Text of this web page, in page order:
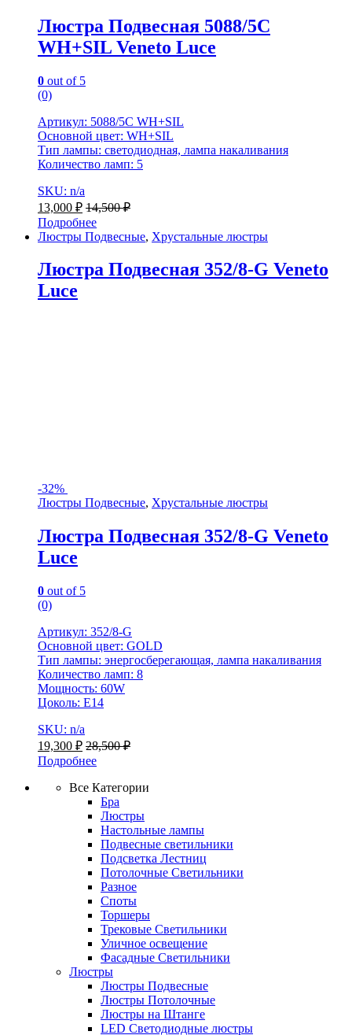
Люстра Подвесная 5088/5C
WH+SIL Veneto Luce
0 out of 5
(0)
Артикул: 5088/5C WH+SIL
Основной цвет: WH+SIL
Тип лампы: светодиодная, лампа накаливания
Количество ламп: 5
SKU: n/a
13,000 ₽ 14,500₽
Подробнее
Люстры Подвесные, Хрустальные люстры
Люстра Подвесная 352/8-G Veneto
Luce
-32%
Люстры Подвесные, Хрустальные люстры
Люстра Подвесная 352/8-G Veneto
Luce
0 out of 5
(0)
Артикул: 352/8-G
Основной цвет: GOLD
Тип лампы: энергосберегающая, лампа накаливания
Количество ламп: 8
Мощность: 60W
Цоколь: Е14
SKU: n/a
19,300 ₽ 28,500₽
Подробнее
Все Категории
Бра
Люстры
Настольные лампы
Подвесные светильники
Подсветка Лестниц
Потолочные Светильники
Разное
Споты
Торшеры
Трековые Светильники
Уличное освещение
Фасадные Светильники
Люстры
Люстры Подвесные
Люстры Потолочные
Люстры на Штанге
LED Светодиодные люстры